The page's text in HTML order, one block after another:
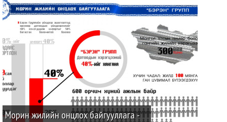
Морин жилийн онцлох байгууллага -